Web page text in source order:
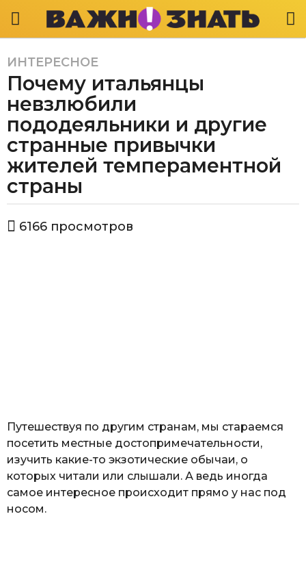
6
л
т
a
g
o
л
т
ИНТЕРЕСНОЕ
Почему итальянцы
невзлюбили
пододеяльники и другие
странные привычки
жителей темпераментной
страны
в
6166 просмотров
Путешествуя по другим странам, мы стараемся
посетить местные достопримечательности,
изучить какие-то экзотические обычаи, о
которых читали или слышали. А ведь иногда
самое интересное происходит прямо у нас под
носом.